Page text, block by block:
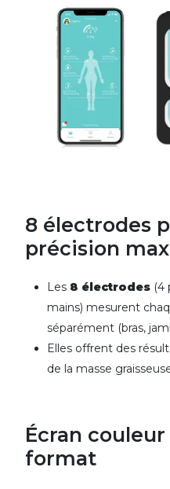
8 électrodes
précision
Les 8 électrodes(4
mains) mesurent
séparément (bras,
Elles offrent des
de la masse
Écran
format